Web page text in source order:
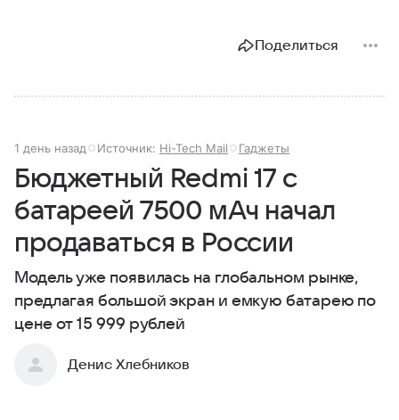
Поделиться
1 день назад Источник: Hi-Tech Mail Гаджеты
Бюджетный Redmi 17 с
батареей 7500 мАч начал
продаваться в России
Модель уже появилась на глобальном рынке,
предлагая большой экран и емкую батарею по
цене от 15 999 рублей
Денис Хлебников